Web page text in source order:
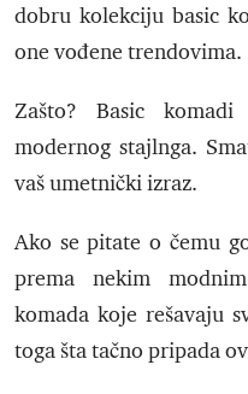
dobru kolekciju basic
one vođene trendovima.
Zašto? Basic
modernog stajlnga.
vaš umetnički izraz.
Ako se pitate o čemu
prema nekim
komada koje rešavaju
toga šta tačno pripada